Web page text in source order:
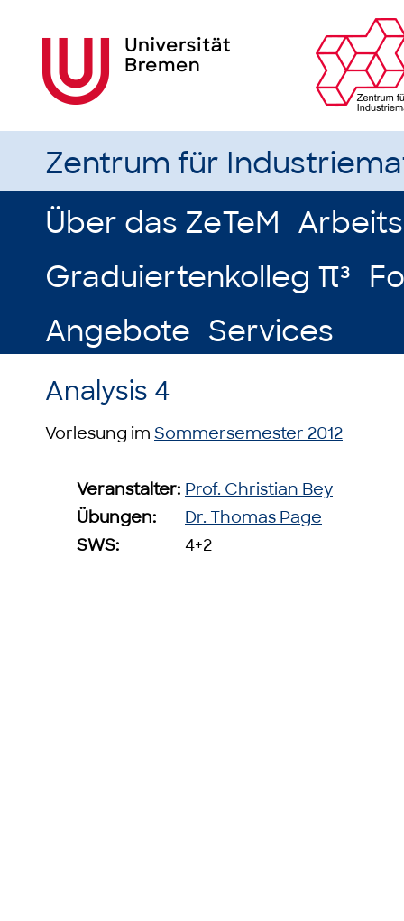
Zentrum für
Über das ZeTeM
Graduiertenkolleg π³
Angebote Services
Analysis 4
Vorlesung im Sommersemester 2012
Veranstalter: Prof. Christian Bey
Übungen:
Dr. Thomas Page
SWS:
4+2